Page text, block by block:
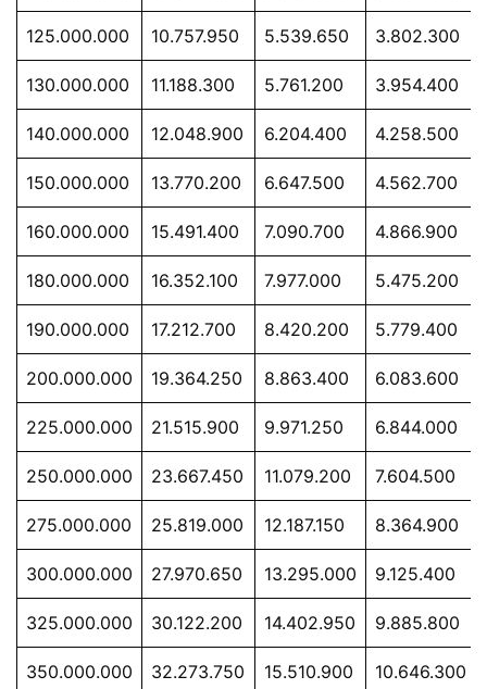
125.000.000 10.757.950 5.539.650 3.802.300
130.000.000 11.188.300 5.761.200 3.954.400
140.000.000 12.048.900 6.204.400 4.258.500
150.000.000 13.770.200 6.647.500 4.562.700
160.000.000 15.491.400 7.090.700 4.866.900
180.000.000 16.352.100 7.977.000 5.475.200
190.000.000 17.212.700 8.420.200 5.779.400
200.000.000 19.364.250 8.863.400 6.083.600
225.000.000 21.515.900 9.971.250 6.844.000
250.000.000 23.667.450 11.079.200 7.604.500
275.000.000 25.819.000 12.187.150 8.364.900
300.000.000 27.970.650 13.295.000 9.125.400
325.000.000 30.122.200 14.402.950 9.885.800
350.000.000 32.273.750 15.510.900 10.646.300